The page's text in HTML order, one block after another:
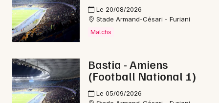
Fête foraine en Corse
Newsletter des sorties
Artistes en tournée
Le 20/08/2026
Stade Armand-Césari - Furiani
Matchs
Bastia - Amiens
(Football National 1)
Le 05/09/2026